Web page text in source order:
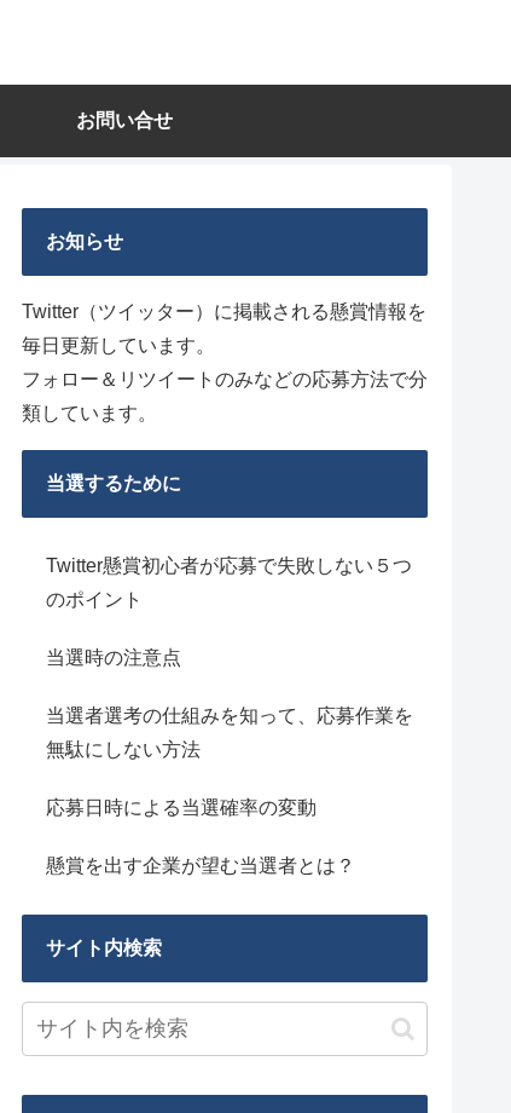
お問い合せ
お知らせ
Twitter（ツイッター）に掲載される懸賞情報を
毎日更新しています。
フォロー＆リツイートのみなどの応募方法で分
類しています。
当選するために
Twitter懸賞初心者が応募で失敗しない５つ
のポイント
当選時の注意点
当選者選考の仕組みを知って、応募作業を
無駄にしない方法
応募日時による当選確率の変動
懸賞を出す企業が望む当選者とは？
サイト内検索